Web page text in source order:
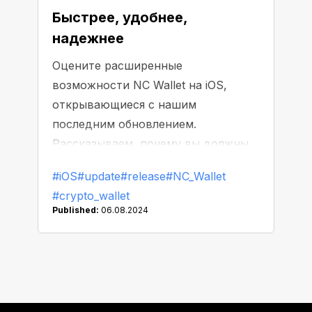
Быстрее, удобнее,
надежнее
Оцените расширенные
возможности NC Wallet на iOS,
открывающиеся с нашим
последним обновлением.
Рассказываем, почему вы должны
сейчас!
#iOS#update#release#NC_Wallet
#crypto_wallet
Published: 06.08.2024